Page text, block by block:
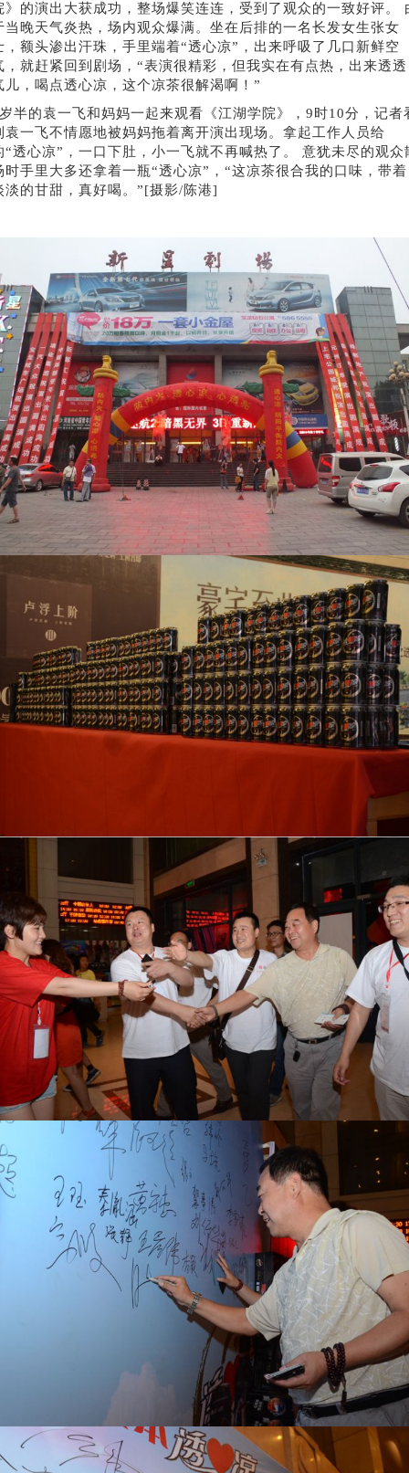
》的演出大获成功，整场爆笑连连，受到了观众的一致好评。
当晚天气炎热，场内观众爆满。坐在后排的一名长发女生张女
，额头渗出汗珠，手里端着“透心凉”，出来呼吸了几口新鲜空
，就赶紧回到剧场，“表演很精彩，但我实在有点热，出来透透
儿，喝点透心凉，这个凉茶很解渴啊！”
半的袁一飞和妈妈一起来观看《江湖学院》，9时10分，记者
袁一飞不情愿地被妈妈拖着离开演出现场。拿起工作人员给
“透心凉”，一口下肚，小一飞就不再喊热了。 意犹未尽的观众
时手里大多还拿着一瓶“透心凉”，“这凉茶很合我的口味，带着
淡的甘甜，真好喝。”[摄影/陈港]